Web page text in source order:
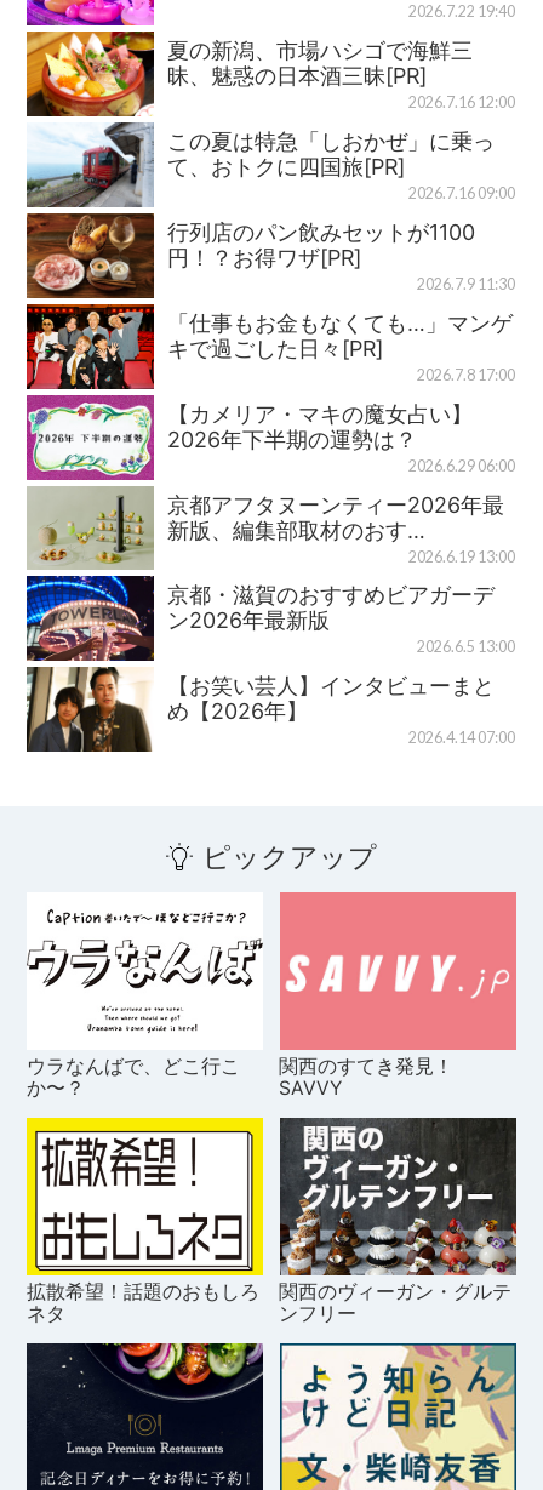
2026.7.22 19:40
夏の新潟、市場ハシゴで海鮮三
昧、魅惑の日本酒三昧[PR]
2026.7.16 12:00
この夏は特急「しおかぜ」に乗っ
て、おトクに四国旅[PR]
2026.7.16 09:00
行列店のパン飲みセットが1100
円！？お得ワザ[PR]
2026.7.9 11:30
「仕事もお金もなくても…」マンゲ
キで過ごした日々[PR]
2026.7.8 17:00
【カメリア・マキの魔女占い】
2026年下半期の運勢は？
2026.6.29 06:00
京都アフタヌーンティー2026年最
新版、編集部取材のおす…
2026.6.19 13:00
京都・滋賀のおすすめビアガーデ
ン2026年最新版
2026.6.5 13:00
【お笑い芸人】インタビューまと
め【2026年】
2026.4.14 07:00
ピックアップ
ウラなんばで、どこ行こ
か〜？
関西のすてき発見！
SAVVY
拡散希望！話題のおもしろ
ネタ
関西のヴィーガン・グルテ
ンフリー